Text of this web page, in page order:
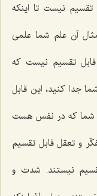
نیست تا اینکه
آن علم شما علمى
تقسیم نیست که
جدا کنید، این قابل
که در نفس هست
و تعقل قابل تقسیم
نیستند. شدت و